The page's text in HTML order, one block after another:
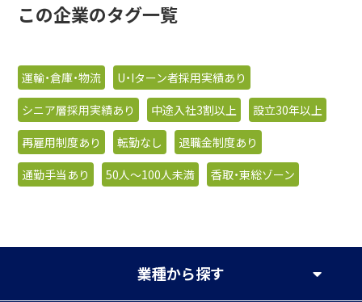
この企業のタグ一覧
運輸・倉庫・物流
U・Iターン者採用実績あり
シニア層採用実績あり
中途入社3割以上
設立30年以上
再雇用制度あり
転勤なし
退職金制度あり
通勤手当あり
50人〜100人未満 香取・東総ゾーン
業種から探す